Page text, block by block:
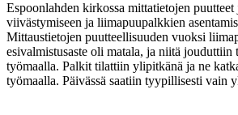
Espoonlahden kirkossa mittatietojen
viivästymiseen ja liimapuupalkkien
Mittaustietojen puutteellisuuden vuoksi
esivalmistusaste oli matala, ja niitä jouduttiin
työmaalla. Palkit tilattiin ylipitkänä ja ne
työmaalla. Päivässä saatiin tyypillisesti vain